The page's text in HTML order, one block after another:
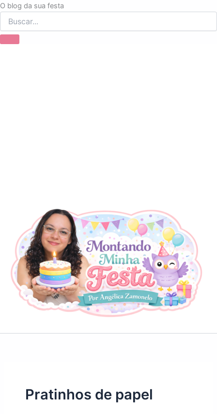
O blog da sua festa
Ir
para
o
Pratinhos de papel